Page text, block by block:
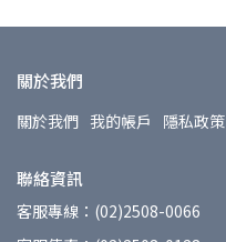
關於我們
關於我們 我的帳戶 隱私政策
聯絡資訊
客服專線：(02)2508-0066